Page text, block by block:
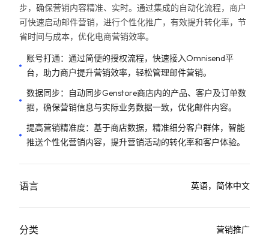
步，确保营销内容精准、实时。通过集成的自动化流程，商户
可快速启动邮件营销，进行个性化推广，有效提升转化率，节
省时间与成本，优化电商营销效率。
账号打通：通过简便的授权流程，快速接入Omnisend平
台，助力商户提升营销效率，轻松管理邮件营销。
数据同步：自动同步Genstore商店内的产品、客户及订单数
据，确保营销信息与实际业务数据一致，优化邮件内容。
提高营销精准度：基于商店数据，精准细分客户群体，智能
推送个性化营销内容，提升营销活动的转化率和客户体验。
语言 英语，简体中文
分类 营销推广